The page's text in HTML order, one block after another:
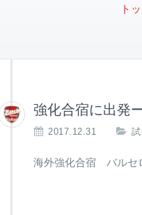
ト
強化合宿に出発
2017.12.31
海外強化合宿 バルセ